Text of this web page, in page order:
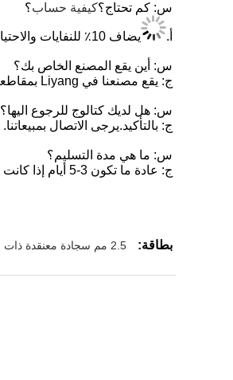
س: كم تحتاج؟كيفية حساب؟
أ. يضاف 10٪ للنفايات والاحتياطي
س: أين يقع المصنع الخاص بك؟
ج: يقع مصنعنا في Liyang بمقاطعة Jiangsu ، الصين.
س: هل لديك كتالوج للرجوع اليها؟
ج: بالتأكيد.يرجى الاتصال بمبيعاتنا.
س: ما هي مدة التسليم؟
ج: عادة ما تكون 3-5 أيام إذا كانت البضاعة في المخزون.أو 15-20 يومًا إذا لم تكن البضاعة في المخزون ، فهي حسب الكمية.
بطاقة: 2.5 مم سجادة معنقدة ذات نول عريض